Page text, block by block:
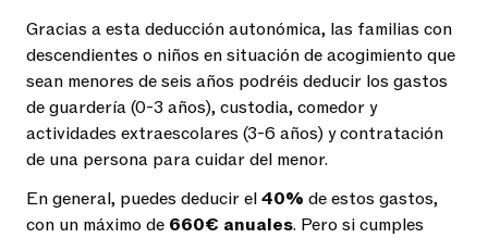
Gracias a esta deducción autonómica, las familias con
descendientes o niños en situación de acogimiento que
sean menores de seis años podréis deducir los gastos
de guardería (0-3 años), custodia, comedor y
actividades extraescolares (3-6 años) y contratación
de una persona para cuidar del menor.
En general, puedes deducir el40% de estos gastos,
con un máximo de 660€ anuales. Pero si cumples